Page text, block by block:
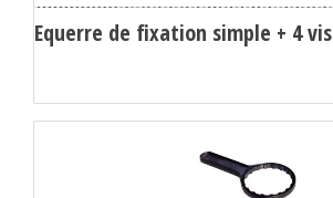
Equerre de fixation simple + 4 vis